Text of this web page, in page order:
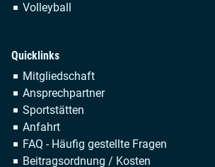
Volleyball
Quicklinks
Navigation
überspringen
Mitgliedschaft
Ansprechpartner
Sportstätten
Anfahrt
FAQ - Häufig gestellte Fragen
Beitragsordnung / Kosten